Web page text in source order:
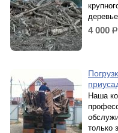
4 000 р.
Наша
только